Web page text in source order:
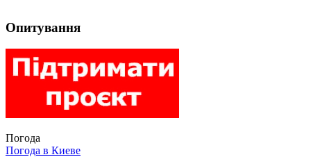
Опитування
Погода
Погода в Киеве